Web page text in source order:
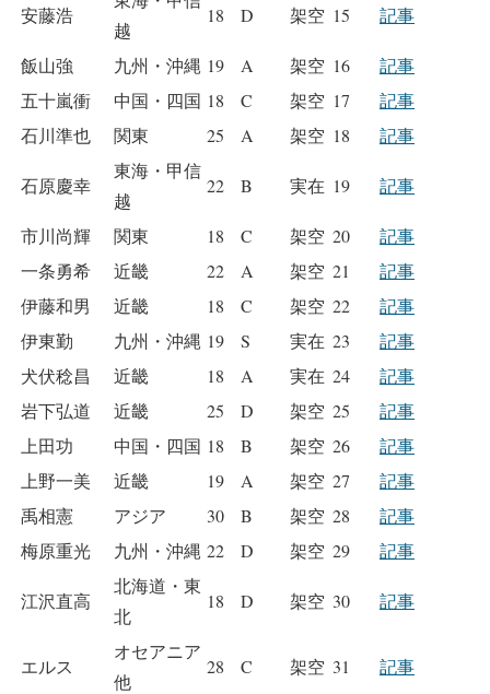
安藤浩
越
18 D 架空 15 記事
飯山強 九州・沖縄 19 A 架空 16
記事
五十嵐衝
中国・四国 18 C 架空 17
記事
石川準也
関東 25 A 架空 18 記事
石原慶幸
東海・甲信
越
22 B 実在 19 記事
市川尚輝 関東 18 C 架空 20
記事
一条勇希
近畿 22 A 架空 21
記事
伊藤和男
近畿 18 C 架空 22
記事
伊東勤
九州・沖縄 19 S 実在 23
記事
犬伏稔昌
近畿 18 A 実在 24
記事
岩下弘道
近畿 25 D 架空 25
記事
上田功
中国・四国 18 B 架空 26
記事
上野一美
近畿 19 A 架空 27
記事
禹相憲
アジア 30 B 架空 28
記事
梅原重光
九州・沖縄 22 D 架空 29 記事
江沢直高
北海道・東
北
18 D 架空 30 記事
エルス
オセアニア
他
28 C 架空 31 記事